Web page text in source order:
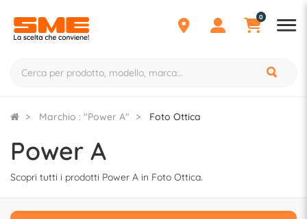
0
Marchio : "Power A" Foto Ottica
Power A
Scopri tutti i prodotti Power A in Foto Ottica.